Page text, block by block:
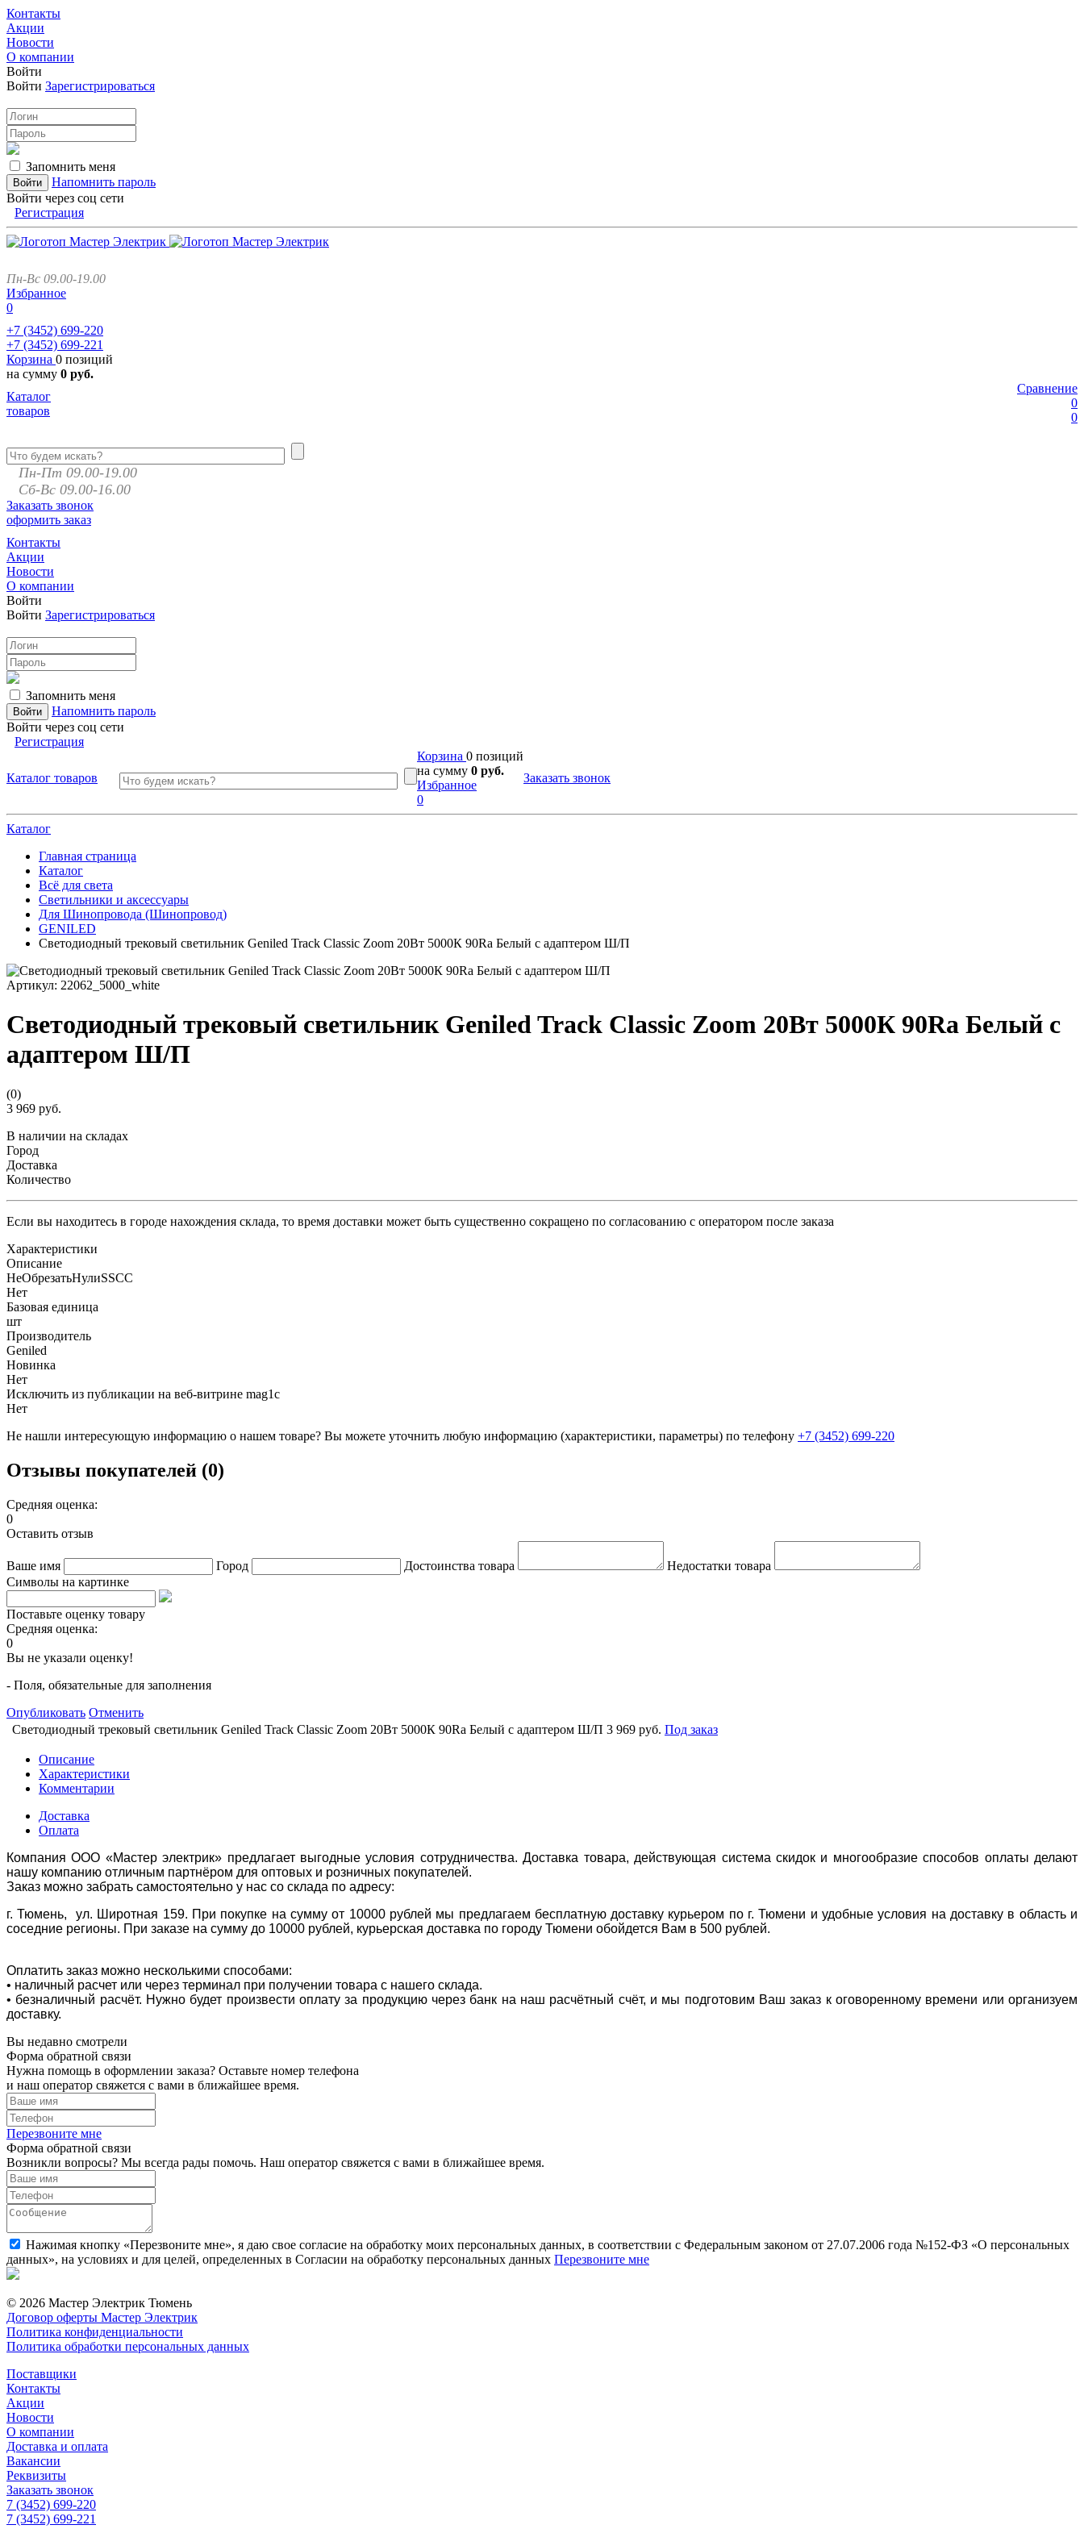
Контакты
Акции
Новости
О компании
Войти
Войти Зарегистрироваться
Запомнить меня
Напомнить пароль
Войти через соц сети
Регистрация
Пн-Вс 09.00-19.00
Избранное
0
+7 (3452) 699-220
+7 (3452) 699-221
Корзина 0 позиций
на сумму 0 руб.
Сравнение
0
0
Каталог
товаров
Пн-Пт 09.00-19.00
Сб-Вс 09.00-16.00
Заказать звонок
оформить заказ
Контакты
Акции
Новости
О компании
Войти
Войти Зарегистрироваться
Запомнить меня
Напомнить пароль
Войти через соц сети
Регистрация
Каталог товаров
Корзина 0 позиций
на сумму 0 руб.
Избранное
0
Заказать звонок
Каталог
Главная страница
Каталог
Всё для света
Светильники и аксессуары
Для Шинопровода (Шинопровод)
GENILED
Светодиодный трековый светильник Geniled Track Classic Zoom 20Вт 5000К 90Ra Белый с адаптером Ш/П
Артикул: 22062_5000_white
Светодиодный трековый светильник Geniled Track Classic Zoom 20Вт 5000К 90Ra Белый с
адаптером Ш/П
(0)
3 969 руб.
В наличии на складах
Город
Доставка
Количество
Если вы находитесь в городе нахождения склада, то время доставки может быть существенно сокращено по согласованию с оператором после заказа
Характеристики
Описание
НеОбрезатьНулиSSCC
Нет
Базовая единица
шт
Производитель
Geniled
Новинка
Нет
Исключить из публикации на веб-витрине mag1c
Нет
Не нашли интересующую информацию о нашем товаре? Вы можете уточнить любую информацию (характеристики, параметры) по телефону +7 (3452) 699-220
Отзывы покупателей (0)
Средняя оценка:
0
Оставить отзыв
Ваше имя Город Достоинства товара
Недостатки товара
Символы на картинке
Поставьте оценку товару
Средняя оценка:
0
Вы не указали оценку!
- Поля, обязательные для заполнения
Опубликовать Отменить
Светодиодный трековый светильник Geniled Track Classic Zoom 20Вт 5000К 90Ra Белый с адаптером Ш/П 3 969 руб. Под заказ
Описание
Характеристики
Комментарии
Доставка
Оплата
Компания ООО «Мастер электрик» предлагает выгодные условия сотрудничества. Доставка товара, действующая система скидок и многообразие способов оплаты делают
нашу компанию отличным партнёром для оптовых и розничных покупателей.
Заказ можно забрать самостоятельно у нас со склада по адресу:
г. Тюмень, ул. Широтная 159. При покупке на сумму от 10000 рублей мы предлагаем бесплатную доставку курьером по г. Тюмени и удобные условия на доставку в область и
соседние регионы. При заказе на сумму до 10000 рублей, курьерская доставка по городу Тюмени обойдется Вам в 500 рублей.
Оплатить заказ можно несколькими способами:
• наличный расчет или через терминал при получении товара с нашего склада.
• безналичный расчёт. Нужно будет произвести оплату за продукцию через банк на наш расчётный счёт, и мы подготовим Ваш заказ к оговоренному времени или организуем
доставку.
Вы недавно смотрели
Форма обратной связи
Нужна помощь в оформлении заказа? Оставьте номер телефона
и наш оператор свяжется с вами в ближайшее время.
Перезвоните мне
Форма обратной связи
Возникли вопросы? Мы всегда рады помочь. Наш оператор свяжется с вами в ближайшее время.
Нажимая кнопку «Перезвоните мне», я даю свое согласие на обработку моих персональных данных, в соответствии с Федеральным законом от 27.07.2006 года №152-ФЗ «О персональных
данных», на условиях и для целей, определенных в Согласии на обработку персональных данных Перезвоните мне
© 2026 Мастер Электрик Тюмень
Договор оферты Мастер Электрик
Политика конфиденциальности
Политика обработки персональных данных
Поставщики
Контакты
Акции
Новости
О компании
Доставка и оплата
Вакансии
Реквизиты
Заказать звонок
7 (3452) 699-220
7 (3452) 699-221